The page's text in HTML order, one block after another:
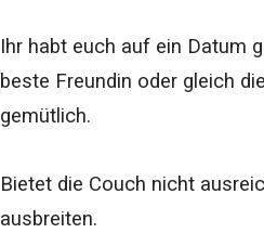
Ihr habt euch auf ein Datum
beste Freundin oder gleich
gemütlich.
Bietet die Couch nicht
ausbreiten.